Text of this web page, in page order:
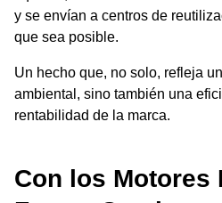
y se envían a centros de
que sea posible.
Un hecho que, no solo, refleja
ambiental, sino también una
rentabilidad de la marca.
Con los Motores